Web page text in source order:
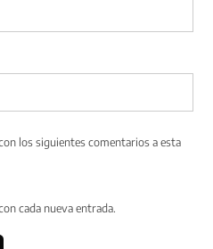
los siguientes comentarios a esta
cada nueva entrada.